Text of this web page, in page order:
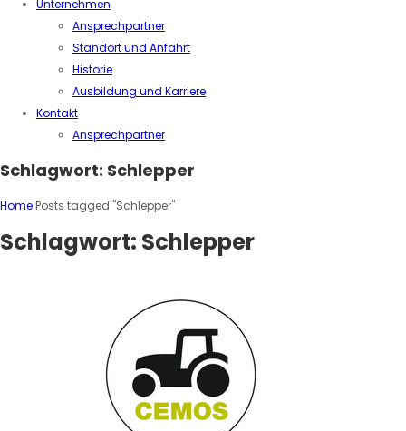
Unternehmen
Ansprechpartner
Standort und Anfahrt
Historie
Ausbildung und Karriere
Kontakt
Ansprechpartner
Schlagwort: Schlepper
Home Posts tagged "Schlepper"
Schlagwort: Schlepper